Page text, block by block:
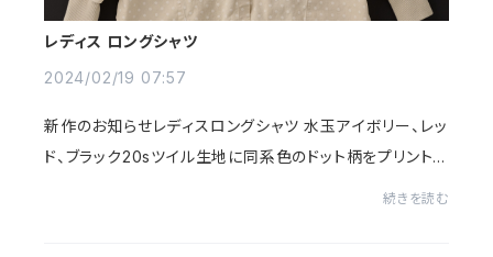
レディス ロングシャツ
2024/02/19 07:57
新作のお知らせレディスロングシャツ 水玉アイボリー、レッ
ド、ブラック20sツイル生地に同系色のドット柄をプリントし
続きを読む